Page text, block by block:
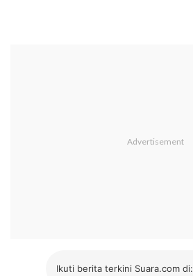
Ikuti berita terkini Suara.com di: